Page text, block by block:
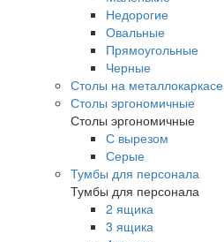
Недорогие
Овальные
Прямоугольные
Черные
Столы на металлокаркасе
Столы эргономичные
Столы эргономичные
С вырезом
Серые
Тумбы для персонала
Тумбы для персонала
2 ящика
3 ящика